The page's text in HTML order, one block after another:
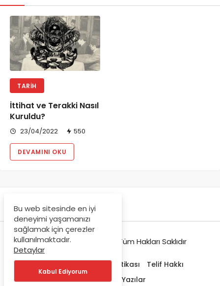
TARIH
İttihat ve Terakki Nasıl
Kuruldu?
23/04/2022 550
DEVAMINI OKU
© Copyright 2021-2022, Tüm Hakları Saklıdır
Gizlilik Politikası
Telif Hakkı
Trendlerdeki Yazılar
Bu web sitesinde en iyi
deneyimi yaşamanızı
sağlamak için çerezler
kullanılmaktadır.
Detaylar
Kabul Ediyorum